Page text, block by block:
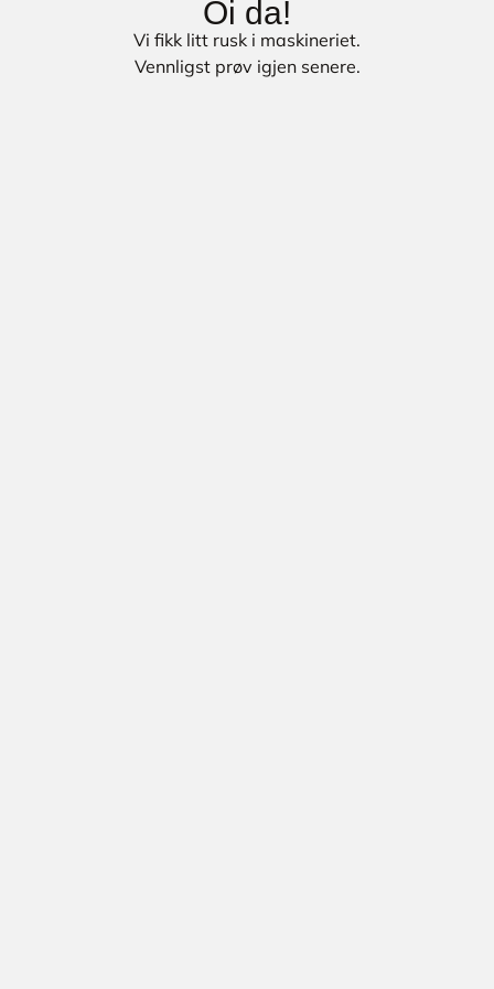
Oi da!
Vi fikk litt rusk i maskineriet.
Vennligst prøv igjen senere.